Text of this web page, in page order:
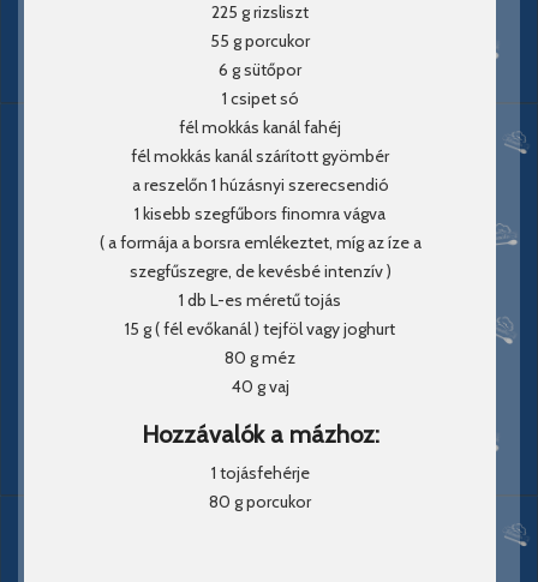
225 g rizsliszt
55 g porcukor
6 g sütőpor
1 csipet só
fél mokkás kanál fahéj
fél mokkás kanál szárított gyömbér
a reszelőn 1 húzásnyi szerecsendió
1 kisebb szegfűbors finomra vágva
( a formája a borsra emlékeztet, míg az íze a
szegfűszegre, de kevésbé intenzív )
1 db L-es méretű tojás
15 g ( fél evőkanál ) tejföl vagy joghurt
80 g méz
40 g vaj
Hozzávalók a mázhoz:
1 tojásfehérje
80 g porcukor